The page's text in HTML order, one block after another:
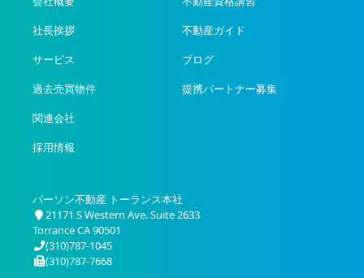
社長挨拶
サービス
過去売買物件
関連会社
採用情報
不動産ガイド
ブログ
提携パートナー募集
パーソン不動産 トーランス本社
21171 S Western Ave. Suite 2633
Torrance CA 90501
(310)787-1045
(310)787-7668